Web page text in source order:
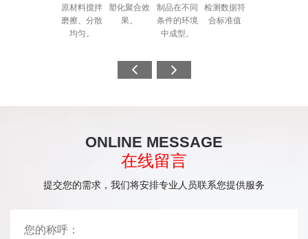
原材料搅拌
磨擦、分散
均匀。
塑化聚合效
果。
制品在不同
条件的环境
中成型。
检测数据符
合标准值
 
ONLINE MESSAGE
在线留言
提交您的需求，我们将安排专业人员联系您提供服务